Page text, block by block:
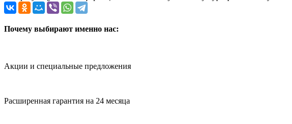
Почему выбирают именно нас:
Акции и специальные предложения
Расширенная гарантия на 24 месяца